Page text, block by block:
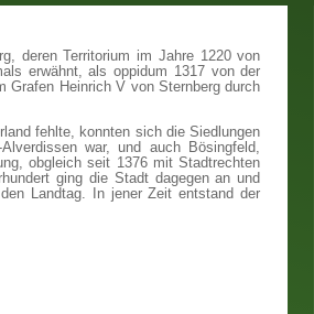
deren Territorium im Jahre 1220 von
erwähnt, als oppidum 1317 von der
Grafen Heinrich V von Sternberg durch
fehlte, konnten sich die Siedlungen
war, und auch Bösingfeld,
obgleich seit 1376 mit Stadtrechten
ging die Stadt dagegen an und
Landtag. In jener Zeit entstand der